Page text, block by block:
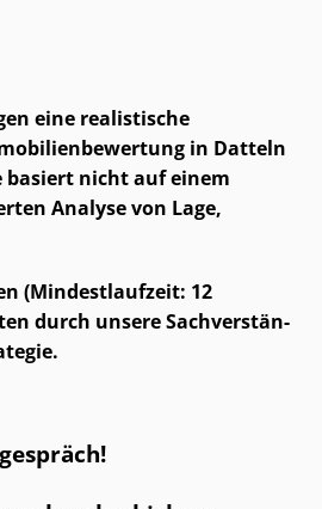
eine realistische
in Datteln
basiert nicht auf einem
Analyse von Lage,
(Mindestlaufzeit: 12
durch unsere Sach­ver­stän­